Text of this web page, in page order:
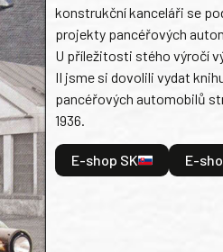
konstrukční kanceláři se
projekty pancéřových
U příležitosti stého výročí
II jsme si dovolili vydat
pancéřových automobilů
1936.
E-shop SK E-